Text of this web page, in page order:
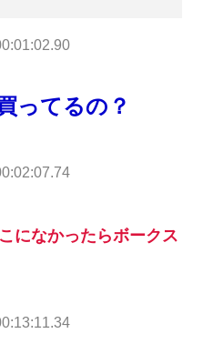
ってるの？
になかったらボークス